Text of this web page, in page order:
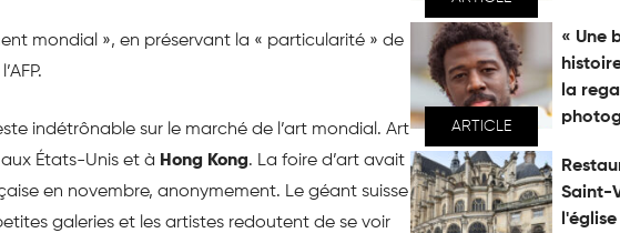
mondial », en préservant la « particularité » de
indétrônable sur le marché de l’art mondial. Art
aux États-Unis et à Hong Kong. La foire d’art avait
en novembre, anonymement. Le géant suisse
galeries et les artistes redoutent de se voir
ARTICLE
« Une
la
Saint-